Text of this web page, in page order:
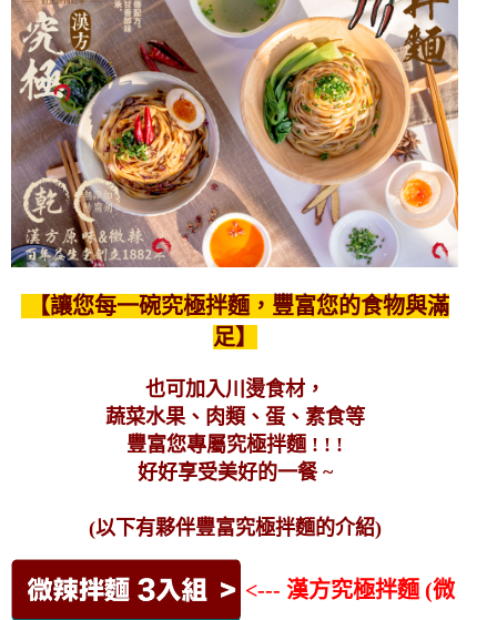
【讓您每一碗究極拌麵，豐富您的食物與滿
足】
也可加入川燙食材，
蔬菜水果、肉類、蛋、素食等
豐富您專屬究極拌麵 ! ! !
好好享受美好的一餐 ~
(以下有夥伴豐富究極拌麵的介紹)
<--- 漢方究極拌麵 (微